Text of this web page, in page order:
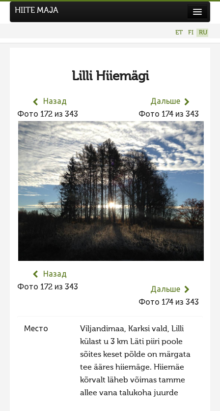
Hiite kuvavõistlus 2026
Фотоконкурс 2025
Не учитываются 2025
Видео 2025
Фотоконкурс 2024
Не учитываются 2024
Видео 2024
Фотоконкурс 2023
Не учитываются 2023
Не учитываются 2022
Фотоконкурс 2020
HIITE MAJA
ET FI RU
Lilli Hiiemägi
Назад
Фото 172 из 343
Дальше
Фото 174 из 343
Назад
Фото 172 из 343
Дальше
Фото 174 из 343
Место
Viljandimaa, Karksi vald, Lilli
külast u 3 km Läti piiri poole
sõites keset põlde on märgata
tee ääres hiiemäge. Hiiemäe
kõrvalt läheb võimas tamme
allee vana talukoha juurde